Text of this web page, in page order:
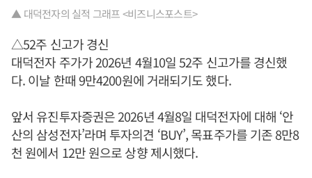
▲ 대덕전자의 실적 그래프 <비즈니스포스트>
△52주 신고가 경신
대덕전자 주가가 2026년 4월10일 52주 신고가를 경신했
다. 이날 한때 9만4200원에 거래되기도 했다.
앞서 유진투자증권은 2026년 4월8일 대덕전자에 대해 ‘안
산의 삼성전자’라며 투자의견 ‘BUY’, 목표주가를 기존 8만8
천 원에서 12만 원으로 상향 제시했다.